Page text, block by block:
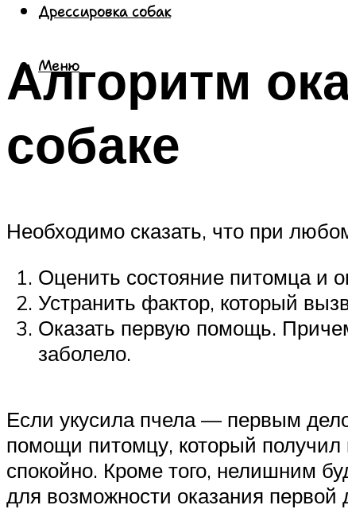
Дрессировка собак
Меню
Алгоритм
собаке
Необходимо сказать, что при
Оценить состояние питомца и
Устранить фактор, который
Оказать первую помощь.
заболело.
Если укусила пчела — первым
помощи питомцу, который
спокойно. Кроме того, нелишним
для возможности оказания